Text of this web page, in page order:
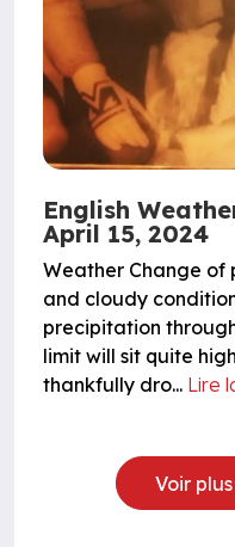
English
April 15, 2024
Weather Change
and cloudy
precipitation
limit will sit quite
thankfully dro... Lire
Voir